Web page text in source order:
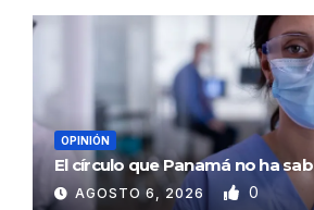
OPINIÓN
El círculo que Panamá no ha
AGOSTO 6, 2026 0